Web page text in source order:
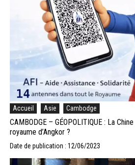
Accueil Asie Cambodge
CAMBODGE – GÉOPOLITIQUE : La
royaume d’Angkor ?
Date de publication : 12/06/2023